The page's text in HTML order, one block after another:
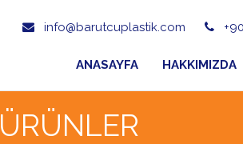
info@barutcuplastik.com
ANASAYFA HAKKIMIZDA
ÜRÜNLER